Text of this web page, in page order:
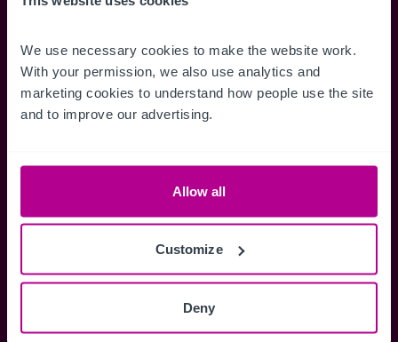
We use necessary cookies to make the website work.
With your permission, we also use analytics and
marketing cookies to understand how people use the site
and to improve our advertising.
Allow all
Customize
Deny
des visites, des brochures et bien
plus encore.
des alertes.
Connectez-vous maintenant